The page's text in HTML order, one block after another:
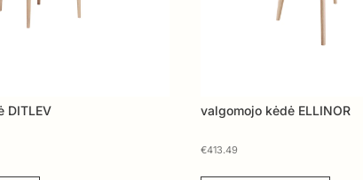
DITLEV valgomojo kėdė ELLINOR
€413.49